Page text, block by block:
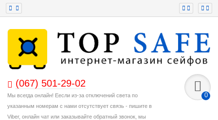
(067) 501-29-02
Мы всегда онлайн! Еесли из-за отключений света по
указанным номерам с нами отсутствует связь - пишите в
Viber, онлайн чат или заказывайте обратный звонок, мы
0